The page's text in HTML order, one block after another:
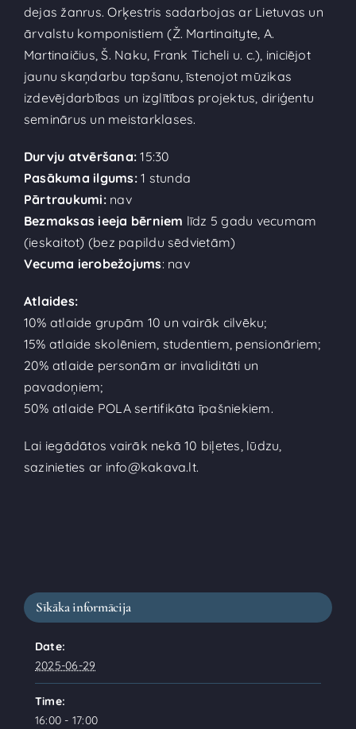
dejas žanrus. Orķestris sadarbojas ar Lietuvas un
ārvalstu komponistiem (Ž. Martinaityte, A.
Martinaičius, Š. Naku, Frank Ticheli u. c.), iniciējot
jaunu skaņdarbu tapšanu, īstenojot mūzikas
izdevējdarbības un izglītības projektus, diriģentu
seminārus un meistarklases.
Durvju atvēršana: 15:30
Pasākuma ilgums:1 stunda
Pārtraukumi:nav
Bezmaksas ieeja bērniem līdz 5 gadu vecumam
(ieskaitot) (bez papildu sēdvietām)
Vecuma ierobežojums: nav
Atlaides:
10% atlaide grupām 10 un vairāk cilvēku;
15% atlaide skolēniem, studentiem, pensionāriem;
20% atlaide personām ar invaliditāti un
pavadoņiem;
50% atlaide POLA sertifikāta īpašniekiem.
Lai iegādātos vairāk nekā 10 biļetes, lūdzu,
sazinieties ar info@kakava.lt.
Sīkāka informācija
Date:
2025-06-29
Time:
16:00 - 17:00